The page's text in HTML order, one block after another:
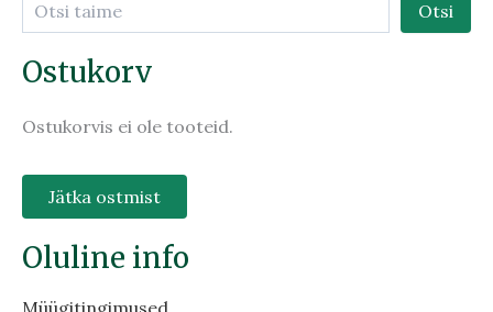
Otsi
Ostukorv
Ostukorvis ei ole tooteid.
Jätka ostmist
Oluline info